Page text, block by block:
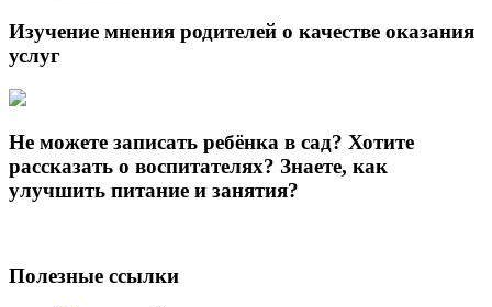
Изучение мнения родителей о качестве оказания
услуг
Не можете записать ребёнка в сад? Хотите
рассказать о воспитателях? Знаете, как
улучшить питание и занятия?
Полезные ссылки